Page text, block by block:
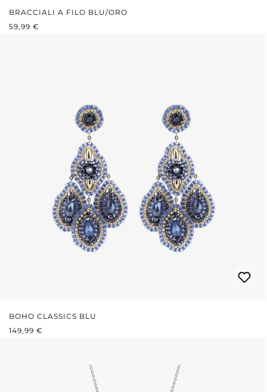
BRACCIALI A FILO BLU/ORO
PREZZO NORMALE:
59,99 €
BOHO CLASSICS BLU
PREZZO NORMALE:
149,99 €